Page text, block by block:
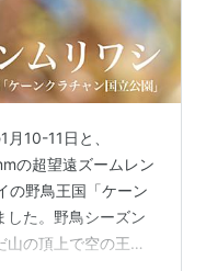
月10-11日と、
の超望遠ズームレン
の野鳥王国「ケーン
した。野鳥シーズン
山の頂上で空の王